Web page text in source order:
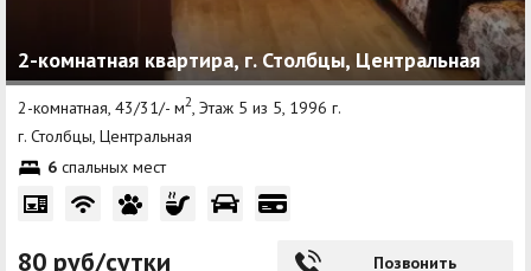
2-комнатная квартира, г. Столбцы, Центральная
2-комнатная, 43/31/- м2, Этаж 5 из 5, 1996 г.
г. Столбцы, Центральная
6 спальных мест
80 руб/сутки Позвонить